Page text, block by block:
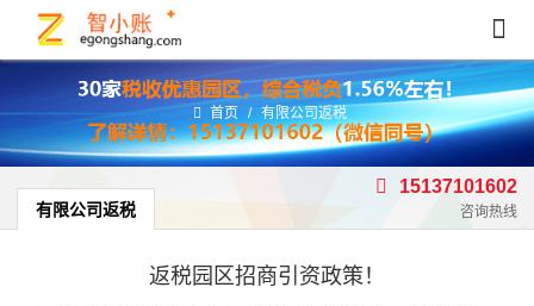
首页 / 有限公司返税
有限公司返税
15137101602
咨询热线
返税园区招商引资政策！